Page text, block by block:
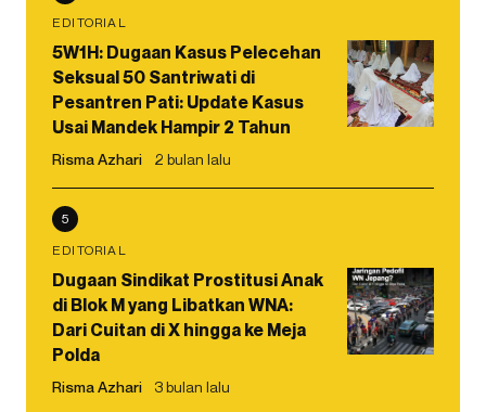
EDITORIAL
5W1H: Dugaan Kasus Pelecehan
Seksual 50 Santriwati di
Pesantren Pati: Update Kasus
Usai Mandek Hampir 2 Tahun
Risma Azhari 2 bulan lalu
5
EDITORIAL
Dugaan Sindikat Prostitusi Anak
di Blok M yang Libatkan WNA:
Dari Cuitan di X hingga ke Meja
Polda
Risma Azhari 3 bulan lalu